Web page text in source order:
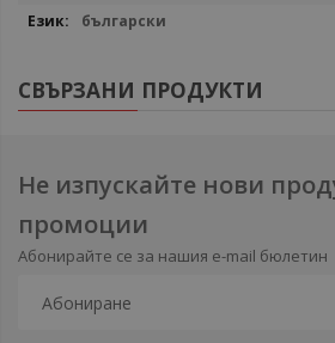
български
СВЪРЗАНИ ПРОДУКТИ
Не изпускайте нови
промоции
Абонирайте се за нашия e-mail бюлетин